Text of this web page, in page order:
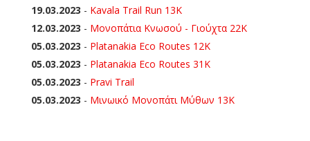
19.03.2023 - Kavala Trail Run 13K
12.03.2023 - Μονοπάτια Κνωσού - Γιούχτα 22Κ
05.03.2023 - Platanakia Eco Routes 12K
05.03.2023 - Platanakia Eco Routes 31K
05.03.2023 - Pravi Trail
05.03.2023 - Μινωικό Μονοπάτι Μύθων 13Κ